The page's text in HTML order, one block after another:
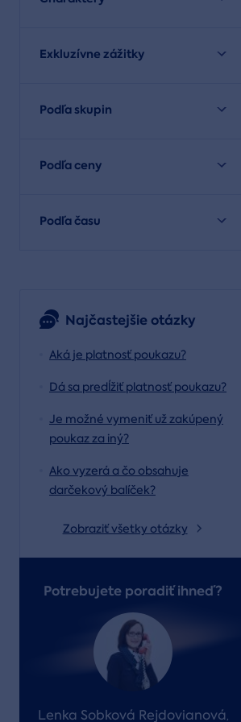
Exkluzívne zážitky
Podľa skupin
Podľa ceny
Podľa času
Najčastejšie otázky
Aká je platnosť poukazu?
Dá sa predĺžiť platnosť poukazu?
Je možné vymeniť už zakúpený
poukaz za iný?
Ako vyzerá a čo obsahuje
darčekový balíček?
Zobraziť všetky otázky
Potrebujete poradiť ihneď?
Lenka Sobková Rejdovianová,